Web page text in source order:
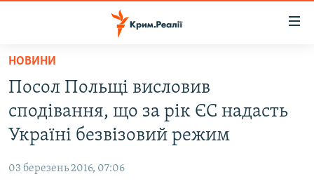
Перейти
основного
матеріалу
Перейти
до
основної
навігації
ВІДЕО ТА ФОТО
БЛОГИ
НОВИНИ
Посол Польщі висловив
сподівання, що за рік ЄС надасть
Україні безвізовий режим
03 березень 2016, 07:06